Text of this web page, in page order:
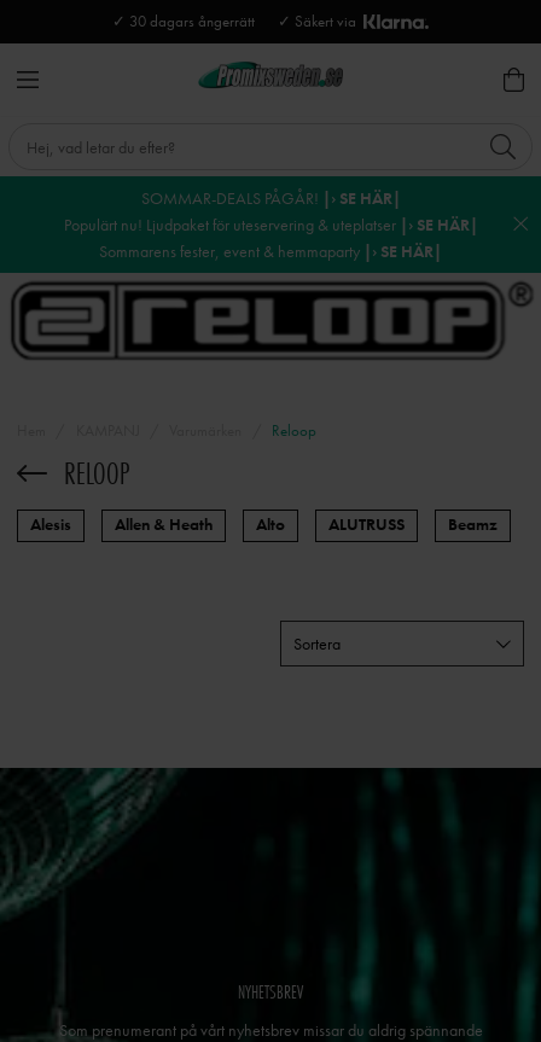
✓ 30 dagars ångerrätt ✓ Säkert via
SOMMAR-DEALS PÅGÅR! |› SE HÄR|
Populärt nu! Ljudpaket för uteservering & uteplatser |› SE HÄR|
Sommarens fester, event & hemmaparty |› SE HÄR|
Reloop
RELOOP
Alesis Allen & Heath Alto ALUTRUSS Beamz
Sortera
NYHETSBREV
Som prenumerant på vårt nyhetsbrev missar du aldrig spännande